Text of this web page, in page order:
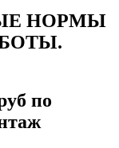
НОРМЫ
по